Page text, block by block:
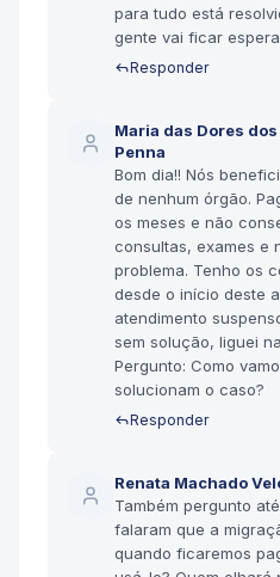
para tudo está
gente vai ficar
Responder
Maria das Dores
Penna
Bom dia!! Nós
de nenhum órgão.
os meses e não
consultas, exames e
problema. Tenho os
desde o início deste
atendimento
sem solução, liguei
Pergunto: Como
solucionam o caso?
Responder
Renata Machado
Também pergunto
falaram que a
quando ficaremos